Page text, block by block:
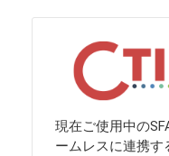
現在ご使用中の
ームレスに連携す